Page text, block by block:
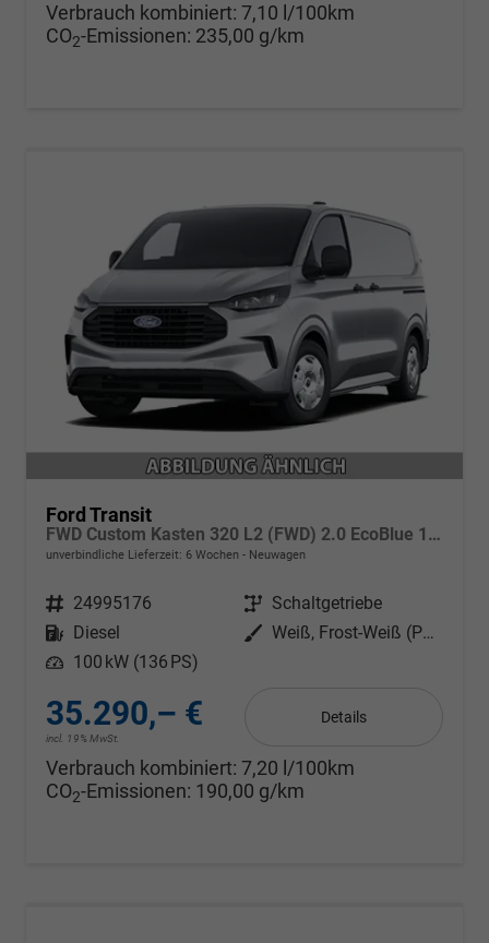
Verbrauch kombiniert: 7,10 l/100km
CO2-Emissionen: 235,00 g/km
Ford Transit
FWD Custom Kasten 320 L2 (FWD) 2.0 EcoBlue 100kW (136 PS) 6-Gang Schaltgetriebe
unverbindliche Lieferzeit: 6 Wochen Neuwagen
Fahrzeugnr. 24995176 Getriebe Schaltgetriebe
Kraftstoff
Diesel Außenfarbe
Weiß, Frost-Weiß (PN3GZ0)
Leistung 100 kW (136 PS)
35.290,– €
incl. 19% MwSt.
Details
Verbrauch kombiniert: 7,20 l/100km
CO2-Emissionen: 190,00 g/km